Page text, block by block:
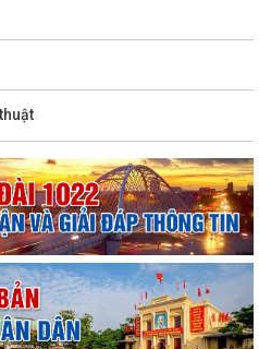
yết và gửi thông báo thu hồi đất để